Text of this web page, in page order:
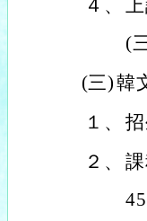
４、
(
(三)韓
１、
２、
45